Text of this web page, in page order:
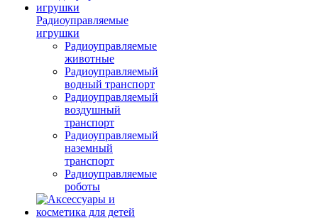
Радиоуправляемые
игрушки
Радиоуправляемые
животные
Радиоуправляемый
водный транспорт
Радиоуправляемый
воздушный
транспорт
Радиоуправляемый
наземный
транспорт
Радиоуправляемые
роботы